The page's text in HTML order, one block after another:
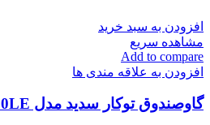
افزودن به سبد خرید
مشاهده سریع
Add to compare
افزودن به علاقه مندی ها
گاوصندوق توکار سدید مدل 800LE